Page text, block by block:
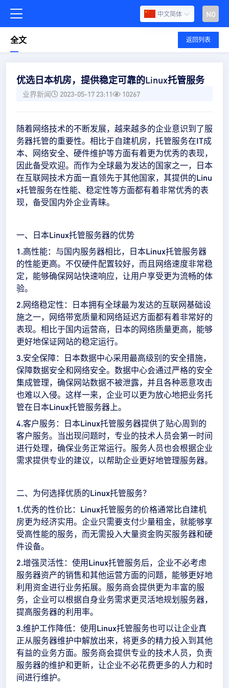
中文简体 NO
全文 返回列表
优选日本机房，提供稳定可靠的Linux托管服务
业界新闻 2023-05-17 23:11 10267
随着网络技术的不断发展，越来越多的企业意识到了服
务器托管的重要性。相比于自建机房，托管服务在IT成
本、网络安全、硬件维护等方面有着更为优秀的表现，
因此备受欢迎。而作为全球最为发达的国家之一，日本
在互联网技术方面一直领先于其他国家，其提供的Linu
x托管服务在性能、稳定性等方面都有着非常优秀的表
现，备受国内外企业青睐。
一、日本Linux托管服务器的优势
1.高性能：与国内服务器相比，日本Linux托管服务器
的性能更高。不仅硬件配置较好，而且网络速度非常稳
定，能够确保网站快速响应，让用户享受更为流畅的体
验。
2.网络稳定性：日本拥有全球最为发达的互联网基础设
施之一，网络带宽质量和网络延迟方面都有着非常好的
表现。相比于国内运营商，日本的网络质量更高，能够
更好地保证网站的稳定运行。
3.安全保障：日本数据中心采用最高级别的安全措施，
保障数据安全和网络安全。数据中心会通过严格的安全
集成管理，确保网站数据不被泄露，并且各种恶意攻击
也难以入侵。这样一来，企业可以更为放心地把业务托
管在日本Linux托管服务器上。
4.客户服务：日本Linux托管服务器提供了贴心周到的
客户服务。当出现问题时，专业的技术人员会第一时间
进行处理，确保业务正常运行。服务人员也会根据企业
需求提供专业的建议，以帮助企业更好地管理服务器。
二、为何选择优质的Linux托管服务？
1.优秀的性价比：Linux托管服务的价格通常比自建机
房更为经济实用。企业只需要支付少量租金，就能够享
受高性能的服务，而无需投入大量资金购买服务器和硬
件设备。
2.增强灵活性：使用Linux托管服务后，企业不必考虑
服务器资产的销售和其他运营方面的问题，能够更好地
利用资金进行业务拓展。服务商会提供更为丰富的服
务，企业可以根据自身业务需求更灵活地规划服务器，
提高服务器的利用率。
3.维护工作降低：使用Linux托管服务也可以让企业真
正从服务器维护中解放出来，将更多的精力投入到其他
有益的业务方面。服务商会提供专业的技术人员，负责
服务器的维护和更新，让企业不必花费更多的人力和时
间进行维护。